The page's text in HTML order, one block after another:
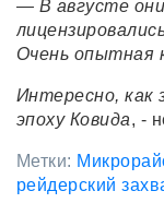
— В августе
Очень опытная
Интересно, как
эпоху Ковида, -
Метки:
рейдерский